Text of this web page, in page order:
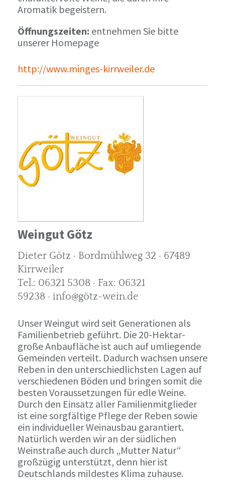
Aromatik begeistern.
Öffnungszeiten: entnehmen Sie bitte
unserer Homepage
http://www.minges-kirrweiler.de
Weingut Götz
Dieter Götz · Bordmühlweg 32 · 67489
Kirrweiler
Tel.: 06321 5308 · Fax: 06321
59238 · info@götz-wein.de
Unser Weingut wird seit Generationen als
Familienbetrieb geführt. Die 20-Hektar-
große Anbaufläche ist auch auf umliegende
Gemeinden verteilt. Dadurch wachsen unsere
Reben in den unterschiedlichsten Lagen auf
verschiedenen Böden und bringen somit die
besten Voraussetzungen für edle Weine.
Durch den Einsatz aller Familienmitglieder
ist eine sorgfältige Pflege der Reben sowie
ein individueller Weinausbau garantiert.
Natürlich werden wir an der südlichen
Weinstraße auch durch „Mutter Natur“
großzügig unterstützt, denn hier ist
Deutschlands mildestes Klima zuhause.